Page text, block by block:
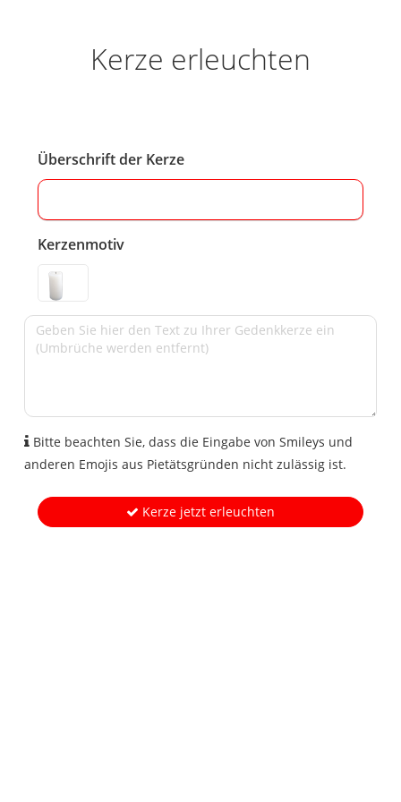
Kerze erleuchten
Überschrift der Kerze
Kerzenmotiv
Bitte beachten Sie, dass die Eingabe von Smileys und
anderen Emojis aus Pietätsgründen nicht zulässig ist.
Kerze jetzt erleuchten